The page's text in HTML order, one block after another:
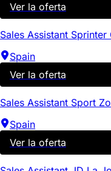
Ver la oferta
Sales Assistant Sprinter
Spain
Ver la oferta
Sales Assistant Sport
Spain
Ver la oferta